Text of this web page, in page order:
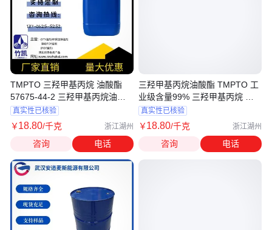
TMPTO 三羟甲基丙烷 油酸酯
57675-44-2 三羟甲基丙烷油酸
酯
真实性已核验
￥18.80/千克 浙江湖州
咨询 电话
三羟甲基丙烷油酸酯 TMPTO 工
业级含量99% 三羟甲基丙烷 油
酸酯
真实性已核验
￥18.80/千克 浙江湖州
咨询 电话